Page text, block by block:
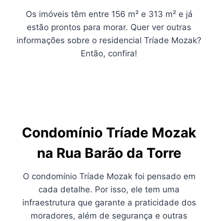
Os imóveis têm entre 156 m² e 313 m² e já
estão prontos para morar. Quer ver outras
informações sobre o residencial Tríade Mozak?
Então, confira!
Condomínio Tríade Mozak
na Rua Barão da Torre
O condomínio Tríade Mozak foi pensado em
cada detalhe. Por isso, ele tem uma
infraestrutura que garante a praticidade dos
moradores, além de segurança e outras